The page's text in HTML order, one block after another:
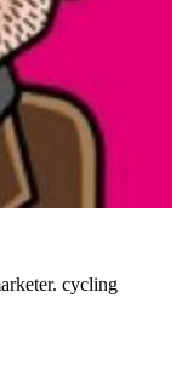
cycling